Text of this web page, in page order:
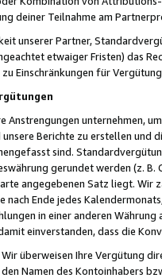
deiner Teilnahme am
unserer Partner,
etwaiger Fristen) das
Einschränkungen für
unternehmen,
Berichte zu erstellen und
sind.
gerundet werden (z.
angegebenen Satz liegt.
nach Ende jedes
in einer anderen
einverstanden, dass die
Wir überweisen Ihre Vergütung
Namen des Kontoinhabers